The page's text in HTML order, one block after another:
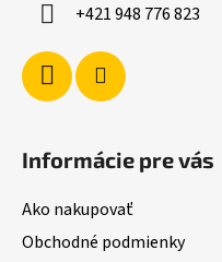
+421 948 776 823
Informácie pre vás
Ako nakupovať
Obchodné podmienky